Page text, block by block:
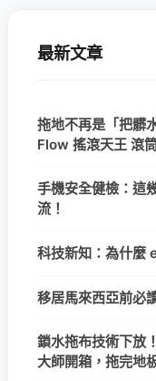
最新文章
拖地不再是「把髒
Flow 搖滾天王 滾
手機安全健檢：這
流！
科技新知：為什麼
移居馬來西亞前必
鎖水拖布技術下放
大師開箱，拖完地